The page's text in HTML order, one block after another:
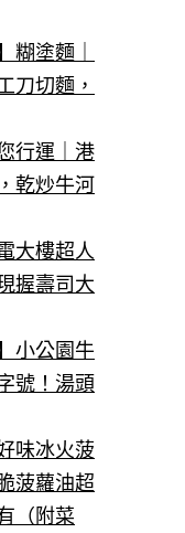
糊塗麵｜
刀切麵，
行運｜港
乾炒牛河
大樓超人
握壽司大
小公園牛
號！湯頭
味冰火菠
菠蘿油超
（附菜